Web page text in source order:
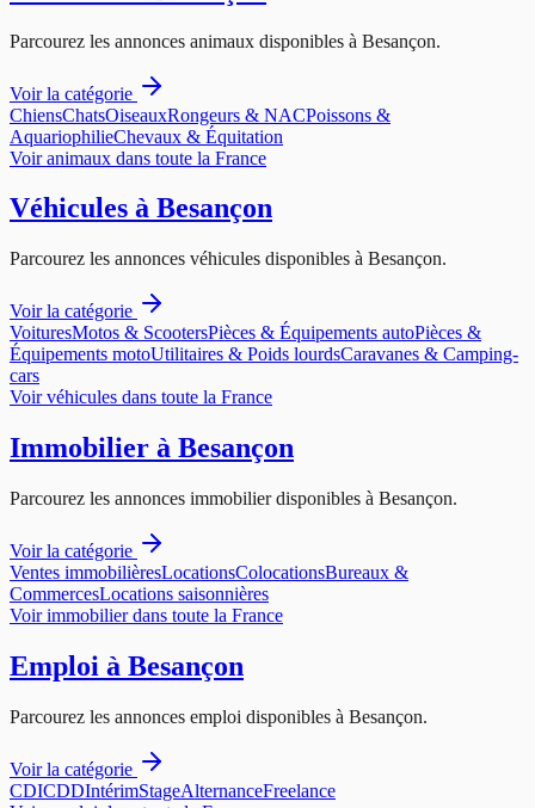
Parcourez les annonces animaux disponibles à Besançon.
Voir la catégorie
ChiensChatsOiseauxRongeurs & NACPoissons &
AquariophilieChevaux & Équitation
Voiranimaux dans toute la France
Véhicules à Besançon
Parcourez les annonces véhicules disponibles à Besançon.
Voir la catégorie
VoituresMotos & ScootersPièces & Équipements autoPièces &
Équipements motoUtilitaires & Poids lourdsCaravanes & Camping-
cars
Voirvéhicules dans toute la France
Immobilier à Besançon
Parcourez les annonces immobilierdisponibles à Besançon.
Voir la catégorie
Ventes immobilièresLocationsColocationsBureaux &
CommercesLocations saisonnières
Voirimmobilierdans toute la France
Emploi à Besançon
Parcourez les annonces emploi disponibles à Besançon.
Voir la catégorie
CDICDDIntérimStageAlternanceFreelance